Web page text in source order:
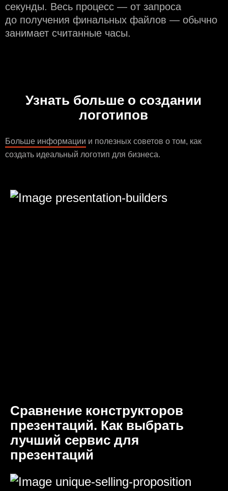
секунды. Весь процесс — от запроса
до получения финальных файлов — обычно
занимает считанные часы.
Узнать больше о создании
логотипов
Больше информации и полезных советов о том, как
создать идеальный логотип для бизнеса.
Сравнение конструкторов
презентаций. Как выбрать
лучший сервис для
презентаций